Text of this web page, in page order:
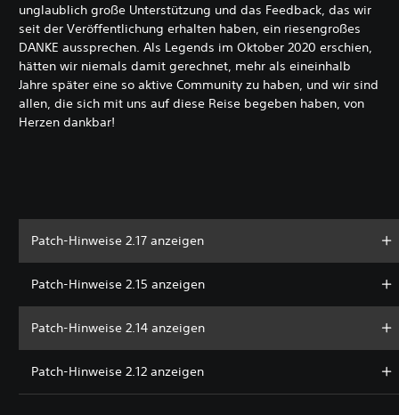
unglaublich große Unterstützung und das Feedback, das wir
seit der Veröffentlichung erhalten haben, ein riesengroßes
DANKE aussprechen. Als Legends im Oktober 2020 erschien,
hätten wir niemals damit gerechnet, mehr als eineinhalb
Jahre später eine so aktive Community zu haben, und wir sind
allen, die sich mit uns auf diese Reise begeben haben, von
Herzen dankbar!
Patch-Hinweise 2.17 anzeigen
Patch-Hinweise 2.15 anzeigen
Patch-Hinweise 2.14 anzeigen
Patch-Hinweise 2.12 anzeigen